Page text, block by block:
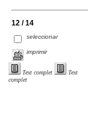
12 / 14
seleccionar
imprimir
Text complet
Text
complet